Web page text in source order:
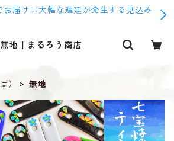
お届けに大幅な遅延が発生する見込み
無地 | まるろう商店
） 無地